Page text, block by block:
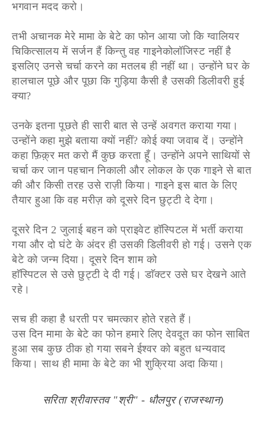
भगवान मदद करो।
तभी अचानक मेरे मामा के बेटे का फोन आया जो कि ग्वालियर
चिकित्सालय में सर्जन हैं किन्तु वह गाइनेकोलॉजिस्ट नहीं है
इसलिए उनसे चर्चा करने का मतलब ही नहीं था। उन्होंने घर के
हालचाल पूछे और पूछा कि गुड़िया कैसी है उसकी डिलीवरी हुई
क्या?
उनके इतना पूछते ही सारी बात से उन्हें अवगत कराया गया।
उन्होंने कहा मुझे बताया क्यों नहीं? कोई क्या जवाब दें। उन्होंने
कहा फ़िक़्र मत करो मैं कुछ करता हूँ। उन्होंने अपने साथियों से
चर्चा कर जान पहचान निकाली और लोकल के एक गाइने से बात
की और किसी तरह उसे राज़ी किया। गाइने इस बात के लिए
तैयार हुआ कि वह मरीज़ को दूसरे दिन छुट्टी दे देगा।
दूसरे दिन 2 जुलाई बहन को प्राइवेट हॉस्पिटल में भर्ती कराया
गया और दो घंटे के अंदर ही उसकी डिलीवरी हो गई। उसने एक
बेटे को जन्म दिया। दूसरे दिन शाम को
हाॅस्पिटल से उसे छुट्टी दे दी गई। डाॅक्टर उसे घर देखने आते
रहे।
सच ही कहा है धरती पर चमत्कार होते रहते हैं।
उस दिन मामा के बेटे का फोन हमारे लिए देवदूत का फोन साबित
हुआ सब कुछ ठीक हो गया सबने ईश्वर को बहुत धन्यवाद
किया। साथ ही मामा के बेटे का भी शुक्रिया अदा किया।
सरिता श्रीवास्तव "श्री" - धौलपुर (राजस्थान)